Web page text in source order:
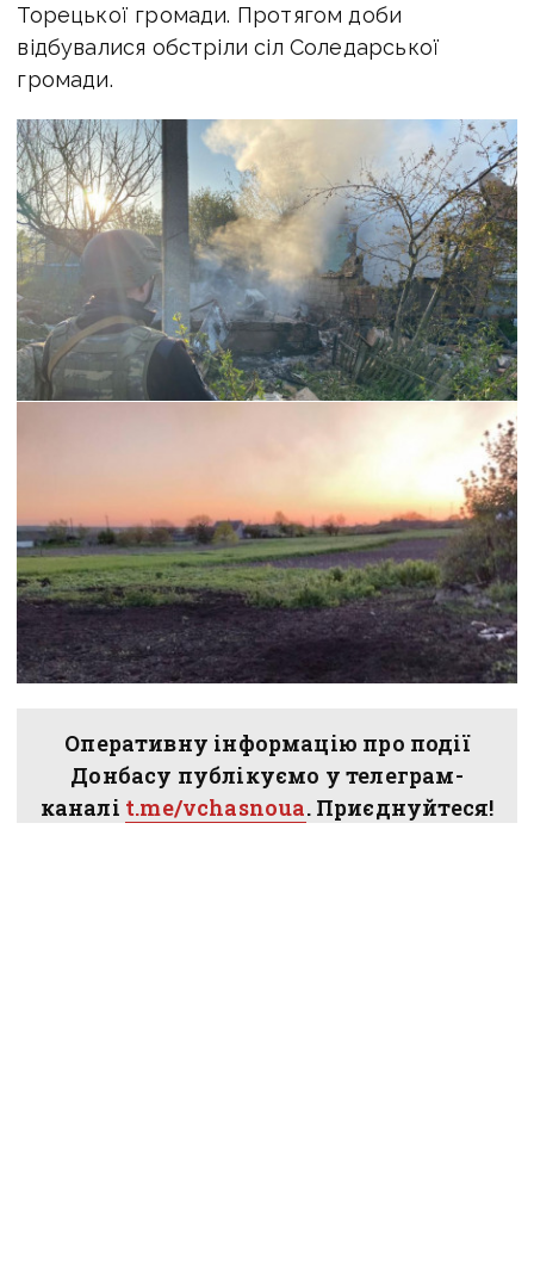
Торецької громади. Протягом доби
відбувалися обстріли сіл Соледарської
громади.
Оперативну інформацію про події
Донбасу публікуємо у телеграм-
каналі t.me/vchasnoua. Приєднуйтеся!